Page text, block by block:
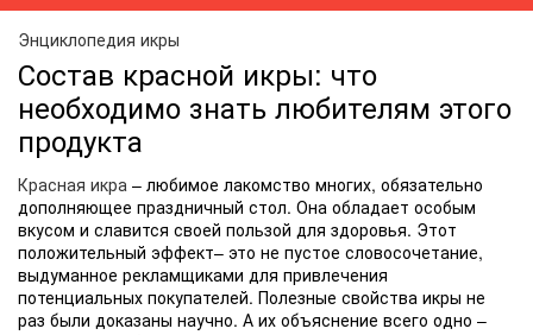
Энциклопедия икры
Состав красной икры: что
необходимо знать любителям этого
продукта
Красная икра – любимое лакомство многих, обязательно
дополняющее праздничный стол. Она обладает особым
вкусом и славится своей пользой для здоровья. Этот
положительный эффект– это не пустое словосочетание,
выдуманное рекламщиками для привлечения
потенциальных покупателей. Полезные свойства икры не
раз были доказаны научно. А их объяснение всего одно –